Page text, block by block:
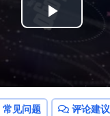
Play
Video
常见问题 评论建议